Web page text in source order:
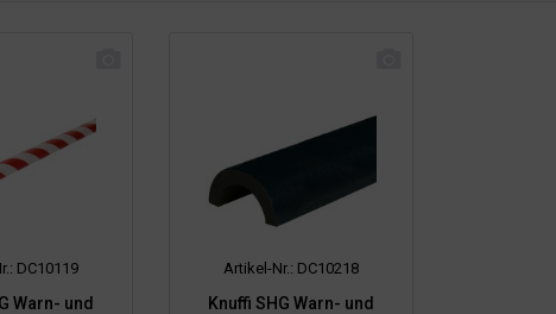
DC10119
Warn- und
Artikel-Nr.: DC10218
Knuffi SHG Warn- und